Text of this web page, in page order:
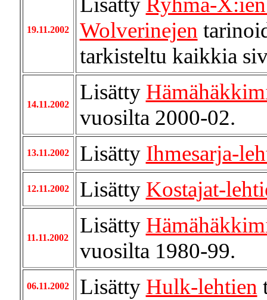
19.11.2002
Wolverinejen
tarkisteltu kaikkia
14.11.2002
Lisätty
vuosilta 2000-02.
13.11.2002 Lisätty Ihmesarja-
12.11.2002 Lisätty Kostajat-
11.11.2002
Lisätty
vuosilta 1980-99.
06.11.2002 Lisätty Hulk-lehtien